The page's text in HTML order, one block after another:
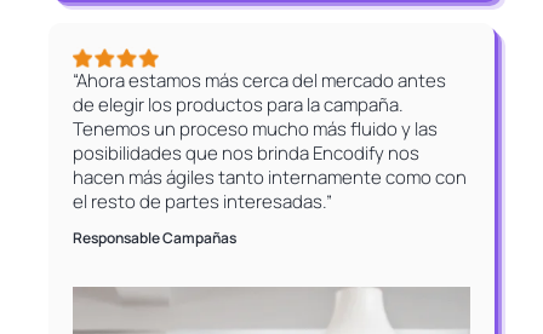
“Ahora estamos más cerca del mercado antes
de elegir los productos para la campaña.
Tenemos un proceso mucho más fluido y las
posibilidades que nos brinda Encodify nos
hacen más ágiles tanto internamente como con
el resto de partes interesadas.”
Responsable Campañas